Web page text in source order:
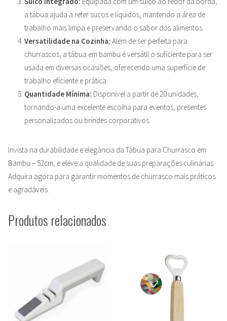
a tábua ajuda a reter sucos e líquidos, mantendo a área de
trabalho mais limpa e preservando o sabor dos alimentos.
Versatilidade na Cozinha: Além de ser perfeita para
churrascos, a tábua em bambu é versátil o suficiente para ser
usada em diversas ocasiões, oferecendo uma superfície de
trabalho eficiente e prática.
Quantidade Mínima: Disponível a partir de 20 unidades,
tornando-a uma excelente escolha para eventos, presentes
personalizados ou brindes corporativos.
Invista na durabilidade e elegância da Tábua para Churrasco em
Bambu – 52cm, e eleve a qualidade de suas preparações culinárias.
Adquira agora para garantir momentos de churrasco mais práticos
e agradáveis.
Produtos relacionados